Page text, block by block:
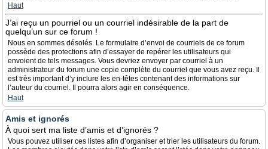
Haut
J’ai reçu un pourriel ou un courriel indésirable de la part de
quelqu’un sur ce forum !
Nous en sommes désolés. Le formulaire d’envoi de courriels de ce forum
possède des protections afin d’essayer de repérer les utilisateurs qui
envoient de tels messages. Vous devriez envoyer par courriel à un
administrateur du forum une copie complète du courriel que vous avez reçu. Il
est très important d’y inclure les en-têtes contenant des informations sur
l’auteur du courriel. Il pourra alors agir en conséquence.
Haut
Amis et ignorés
À quoi sert ma liste d’amis et d’ignorés ?
Vous pouvez utiliser ces listes afin d’organiser et trier les utilisateurs du forum.